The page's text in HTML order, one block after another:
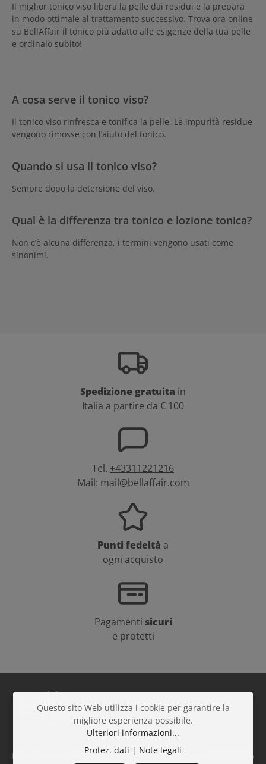
Il miglior tonico viso libera la pelle dai residui e la prepara
in modo ottimale al trattamento successivo. Trova ora online
su BellAffair il tonico più adatto alle esigenze della tua pelle
e ordinalo subito!
A cosa serve il tonico viso?
Il tonico viso rinfresca e tonifica la pelle. Le impurità residue
vengono rimosse con l’aiuto del tonico.
Quando si usa il tonico viso?
Sempre dopo la detersione del viso.
Qual è la differenza tra tonico e lozione tonica?
Non c’è alcuna differenza, i termini vengono usati come
sinonimi.
Spedizione gratuita in
Italia a partire da € 100
Tel. +43311221216
Mail: mail@bellaffair.com
Punti fedeltà a
ogni acquisto
Pagamenti sicuri
e protetti
Iscriviti alla nostra newsletter beauty gratuita e ottieni il 10%
Questo sito Web utilizza i cookie per garantire la
migliore esperienza possibile.
Ulteriori informazioni...
Protez. dati | Note legali